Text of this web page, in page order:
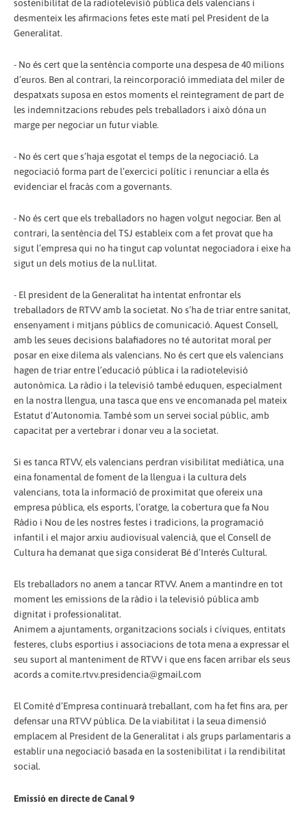
sostenibilitat de la radiotelevisió pública dels valencians i
desmenteix les afirmacions fetes este matí pel President de la
Generalitat.
- No és cert que la sentència comporte una despesa de 40 milions
d’euros. Ben al contrari, la reincorporació immediata del miler de
despatxats suposa en estos moments el reintegrament de part de
les indemnitzacions rebudes pels treballadors i això dóna un
marge per negociar un futur viable.
- No és cert que s’haja esgotat el temps de la negociació. La
negociació forma part de l’exercici polític i renunciar a ella és
evidenciar el fracàs com a governants.
- No és cert que els treballadors no hagen volgut negociar. Ben al
contrari, la sentència del TSJ estableix com a fet provat que ha
sigut l’empresa qui no ha tingut cap voluntat negociadora i eixe ha
sigut un dels motius de la nul.litat.
- El president de la Generalitat ha intentat enfrontar els
treballadors de RTVV amb la societat. No s’ha de triar entre sanitat,
ensenyament i mitjans públics de comunicació. Aquest Consell,
amb les seues decisions balafiadores no té autoritat moral per
posar en eixe dilema als valencians. No és cert que els valencians
hagen de triar entre l’educació pública i la radiotelevisió
autonòmica. La ràdio i la televisió també eduquen, especialment
en la nostra llengua, una tasca que ens ve encomanada pel mateix
Estatut d’Autonomia. També som un servei social públic, amb
capacitat per a vertebrar i donar veu a la societat.
Si es tanca RTVV, els valencians perdran visibilitat mediàtica, una
eina fonamental de foment de la llengua i la cultura dels
valencians, tota la informació de proximitat que ofereix una
empresa pública, els esports, l’oratge, la cobertura que fa Nou
Ràdio i Nou de les nostres festes i tradicions, la programació
infantil i el major arxiu audiovisual valencià, que el Consell de
Cultura ha demanat que siga considerat Bé d’Interés Cultural.
Els treballadors no anem a tancar RTVV. Anem a mantindre en tot
moment les emissions de la ràdio i la televisió pública amb
dignitat i professionalitat.
Animem a ajuntaments, organitzacions socials i cíviques, entitats
festeres, clubs esportius i associacions de tota mena a expressar el
seu suport al manteniment de RTVV i que ens facen arribar els seus
acords a comite.rtvv.presidencia@gmail.com
El Comité d’Empresa continuarà treballant, com ha fet fins ara, per
defensar una RTVV pública. De la viabilitat i la seua dimensió
emplacem al President de la Generalitat i als grups parlamentaris a
establir una negociació basada en la sostenibilitat i la rendibilitat
social.
Emissió en directe de Canal 9